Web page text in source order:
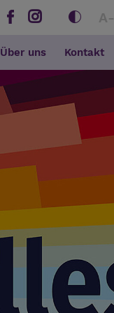
A-
Über uns Kontakt